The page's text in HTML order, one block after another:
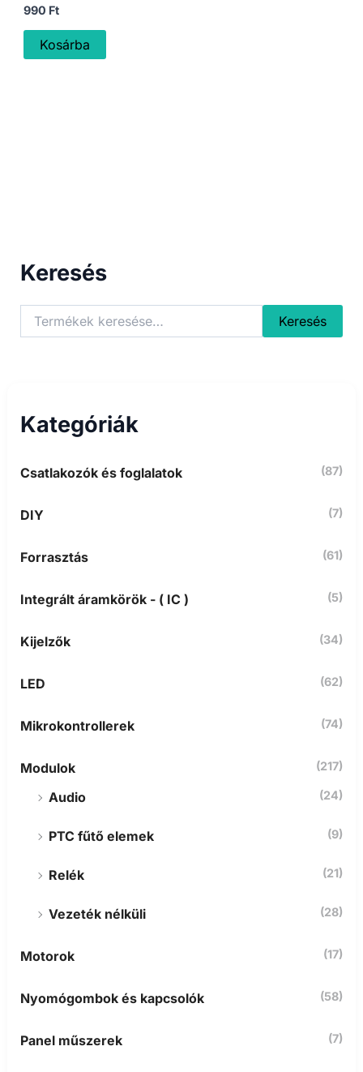
Keresés
a
v
k
z
e
Keresés
Kategóriák
Csatlakozók és foglalatok (87)
DIY (7)
Forrasztás (61)
Integrált áramkörök - ( IC ) (5)
Kijelzők (34)
LED (62)
Mikrokontrollerek (74)
Modulok (217)
Audio (24)
PTC fűtő elemek (9)
Relék (21)
Vezeték nélküli (28)
Motorok (17)
Nyomógombok és kapcsolók (58)
Panel műszerek (7)
990 Ft
Kosárba